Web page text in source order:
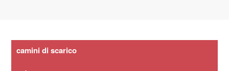
camini di scarico